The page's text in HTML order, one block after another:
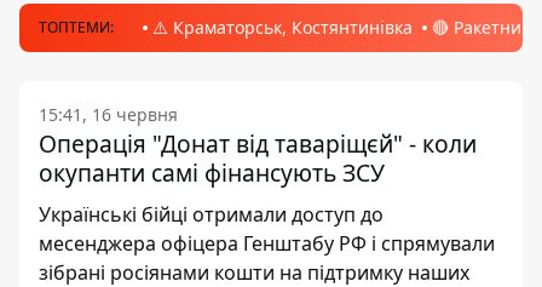
ТОПТЕМИ: ⚠️ Краматорськ, Костянтинівка 🔴 Ракетний
15:41, 16 червня
Операція "Донат від таваріщєй" - коли
окупанти самі фінансують ЗСУ
Українські бійці отримали доступ до
месенджера офіцера Генштабу РФ і спрямували
зібрані росіянами кошти на підтримку наших